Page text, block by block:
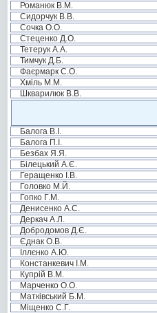
Романюк В.М.
Сидорчук В.В.
Сочка О.О.
Стеценко Д.О.
Тетерук А.А.
Тимчук Д.Б.
Фаєрмарк С.О.
Хміль М.М.
Шкварилюк В.В.
Балога В.І.
Балога П.І.
Безбах Я.Я.
Білецький А.Є.
Геращенко І.В.
Головко М.Й.
Гопко Г.М.
Денисенко А.С.
Деркач А.Л.
Добродомов Д.Є.
Єднак О.В.
Іллєнко А.Ю.
Констанкевич І.М.
Купрій В.М.
Марченко О.О.
Матківський Б.М.
Міщенко С.Г.